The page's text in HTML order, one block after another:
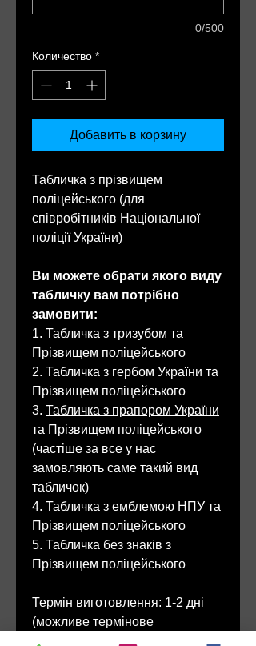
0/500
Количество *
Добавить в корзину
Табличка з прізвищем
поліцейського (для
співробітників Національної
поліції України)
Ви можете обрати якого виду
табличку вам потрібно
замовити:
1. Табличка з тризубом та
Прізвищем поліцейського
2. Табличка з гербом України та
Прізвищем поліцейського
3. Табличка з прапором України
та Прізвищем поліцейського
(частіше за все у нас
замовляють саме такий вид
табличок)
4. Табличка з емблемою НПУ та
Прізвищем поліцейського
5. Табличка без знаків з
Прізвищем поліцейського
Термін виготовлення: 1-2 дні
(можливе термінове
виготовлення від 30 хвилин)